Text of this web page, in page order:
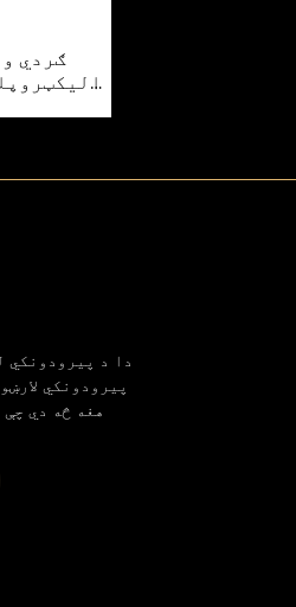
ګردي
دا د پیرودونکي
پیرودونکي
هغه څه دي